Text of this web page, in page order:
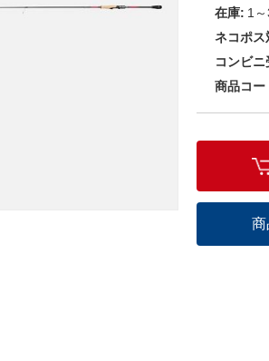
在庫: 1
ネコポス
コンビ
商品コー
商